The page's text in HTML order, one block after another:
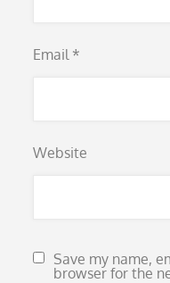
Email *
Website
Save my name,
browser for the